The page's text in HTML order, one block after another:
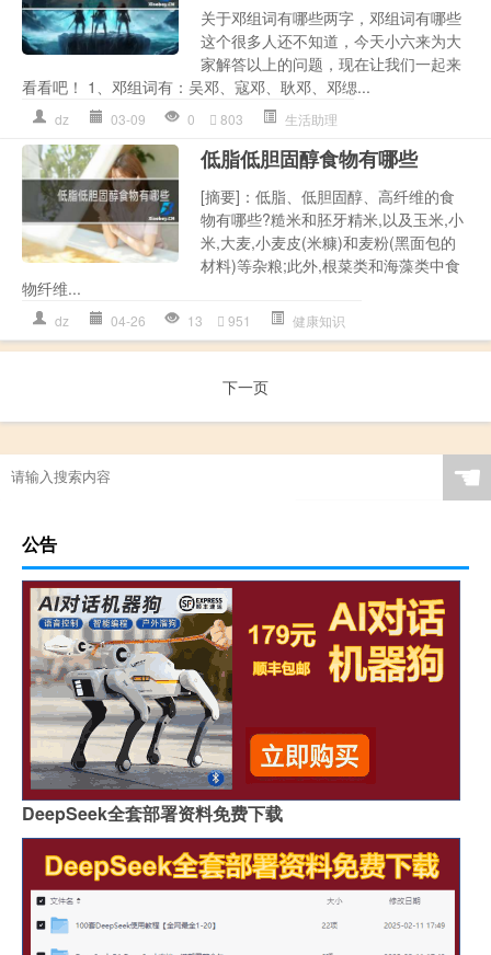
关于邓组词有哪些两字，邓组词有哪些
这个很多人还不知道，今天小六来为大
家解答以上的问题，现在让我们一起来
看看吧！ 1、邓组词有：吴邓、寇邓、耿邓、邓缌...
dz 03-09 0 803 生活助理
低脂低胆固醇食物有哪些
[摘要]：低脂、低胆固醇、高纤维的食
物有哪些?糙米和胚牙精米,以及玉米,小
米,大麦,小麦皮(米糠)和麦粉(黑面包的
材料)等杂粮;此外,根菜类和海藻类中食
物纤维...
dz 04-26 13 951 健康知识
下一页
☚
公告
DeepSeek全套部署资料免费下载